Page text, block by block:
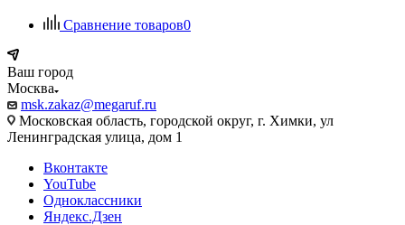
Сравнение товаров0
Ваш город
Москва
msk.zakaz@megaruf.ru
Московская область, городской округ, г. Химки, ул
Ленинградская улица, дом 1
Вконтакте
YouTube
Одноклассники
Яндекс.Дзен